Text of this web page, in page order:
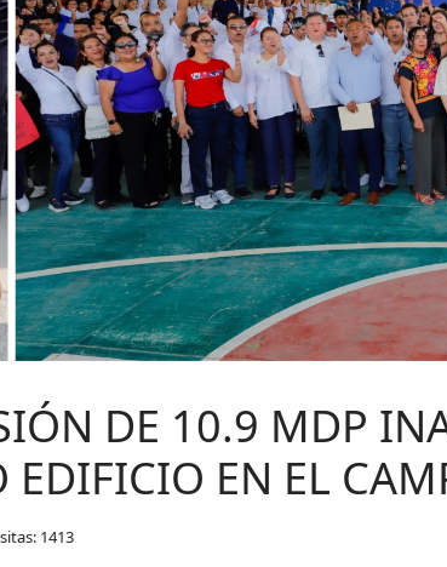
DE 10.9 MDP
EDIFICIO EN EL
1413